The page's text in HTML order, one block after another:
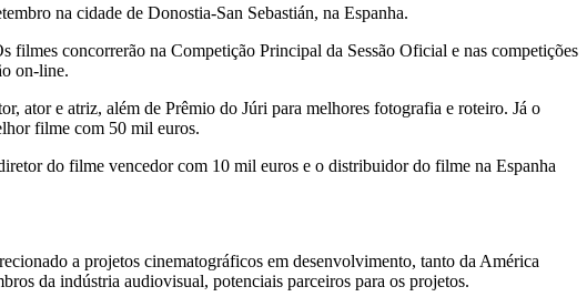
na cidade de Donostia-San Sebastián, na Espanha.
filmes concorrerão na Competição Principal da Sessão Oficial e nas competições
on-line.
ator e atriz, além de Prêmio do Júri para melhores fotografia e roteiro. Já o
filme com 50 mil euros.
do filme vencedor com 10 mil euros e o distribuidor do filme na Espanha
a projetos cinematográficos em desenvolvimento, tanto da América
da indústria audiovisual, potenciais parceiros para os projetos.